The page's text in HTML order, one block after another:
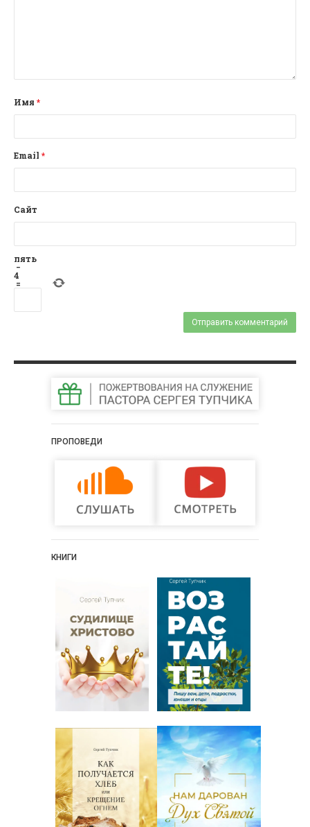
Имя *
Email *
Сайт
пять
−
4
=
ПРОПОВЕДИ
КНИГИ